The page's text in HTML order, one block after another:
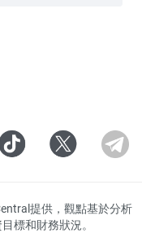
提供，觀點基於分析
標和財務狀況。